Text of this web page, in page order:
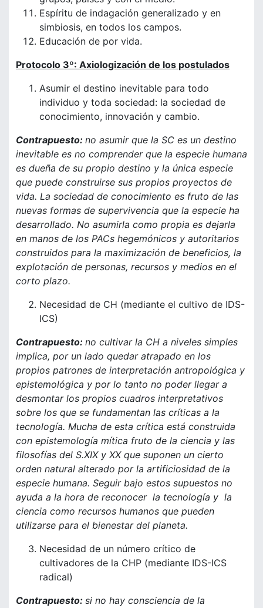
Espíritu de indagación generalizado y en
simbiosis, en todos los campos.
Educación de por vida.
Protocolo 3º: Axiologización de los postulados
Asumir el destino inevitable para todo
individuo y toda sociedad: la sociedad de
conocimiento, innovación y cambio.
Contrapuesto: no asumir que la SC es un destino
inevitable es no comprender que la especie humana
es dueña de su propio destino y la única especie
que puede construirse sus propios proyectos de
vida. La sociedad de conocimiento es fruto de las
nuevas formas de supervivencia que la especie ha
desarrollado. No asumirla como propia es dejarla
en manos de los PACs hegemónicos y autoritarios
construidos para la maximización de beneficios, la
explotación de personas, recursos y medios en el
corto plazo.
Necesidad de CH (mediante el cultivo de IDS-
ICS)
Contrapuesto: no cultivar la CH a niveles simples
implica, por un lado quedar atrapado en los
propios patrones de interpretación antropológica y
epistemológica y por lo tanto no poder llegar a
desmontar los propios cuadros interpretativos
sobre los que se fundamentan las críticas a la
tecnología. Mucha de esta crítica está construida
con epistemología mítica fruto de la ciencia y las
filosofías del S.XIX y XX que suponen un cierto
orden natural alterado por la artificiosidad de la
especie humana. Seguir bajo estos supuestos no
ayuda a la hora de reconocer la tecnología y la
ciencia como recursos humanos que pueden
utilizarse para el bienestar del planeta.
Necesidad de un número crítico de
cultivadores de la CHP (mediante IDS-ICS
radical)
Contrapuesto: si no hay consciencia de la